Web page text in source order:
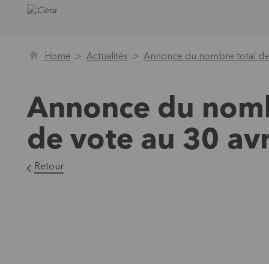
Home Actualités Annonce du nombre total
Annonce du
de vote au 30
Retour